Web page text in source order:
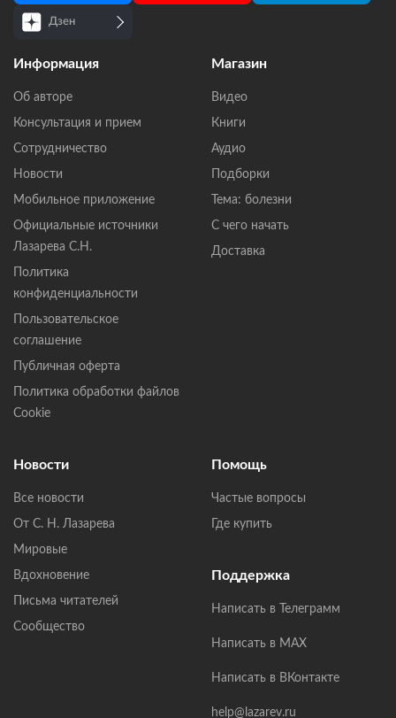
Дзен
Информация
Об авторе
Консультация и прием
Сотрудничество
Новости
Мобильное приложение
Официальные источники
Лазарева С.Н.
Политика
конфиденциальности
Пользовательское
соглашение
Публичная оферта
Политика обработки файлов
Cookie
Магазин
Видео
Книги
Аудио
Подборки
Тема: болезни
С чего начать
Доставка
Новости
Все новости
От С. Н. Лазарева
Мировые
Вдохновение
Письма читателей
Сообщество
Помощь
Частые вопросы
Где купить
Поддержка
Написать в Телеграмм
Написать в MAX
Написать в ВКонтакте
help@lazarev.ru